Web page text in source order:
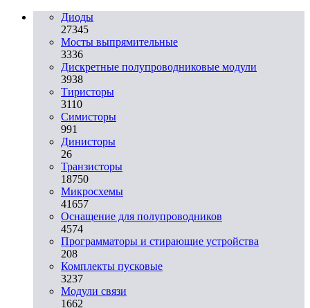
Диоды
27345
Мосты выпрямительные
3336
Дискретные полупроводниковые модули
3938
Тиристоры
3110
Симисторы
991
Динисторы
26
Транзисторы
18750
Микросхемы
41657
Оснащение для полупроводников
4574
Программаторы и стирающие устройства
208
Комплекты пусковые
3237
Модули связи
1662